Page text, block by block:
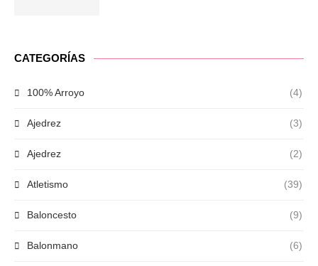
CATEGORÍAS
100% Arroyo (4)
Ajedrez (3)
Ajedrez (2)
Atletismo (39)
Baloncesto (9)
Balonmano (6)